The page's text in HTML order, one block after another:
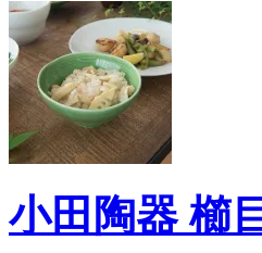
小田陶器 櫛